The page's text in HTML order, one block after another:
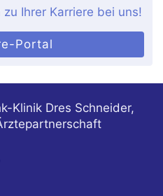
Ihrer Karriere bei uns!
Portal
Klinik Dres Schneider,